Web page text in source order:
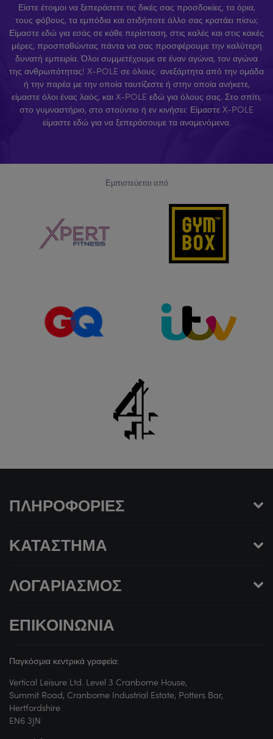
Είστε έτοιμοι να ξεπεράσετε τις δικές σας προσδοκίες, τα όρια,
τους φόβους, τα εμπόδια και οτιδήποτε άλλο σας κρατάει πίσω;
Είμαστε εδώ για εσάς σε κάθε περίσταση, στις καλές και στις κακές
μέρες, προσπαθώντας πάντα να σας προσφέρουμε την καλύτερη
δυνατή εμπειρία. Όλοι συμμετέχουμε σε έναν αγώνα, τον αγώνα
της ανθρωπότητας! X-POLE σε όλους· ανεξάρτητα από την ομάδα
ή την παρέα με την οποία ταυτίζεστε ή στην οποία ανήκετε,
είμαστε όλοι ένας λαός, και X-POLE εδώ για όλους σας. Στο σπίτι,
στο γυμναστήριο, στο στούντιο ή εν κινήσει: Είμαστε X-POLE
είμαστε εδώ για να ξεπεράσουμε τα αναμενόμενα.
Εμπιστεύεται από
ΠΛΗΡΟΦΟΡΊΕΣ
ΚΑΤΆΣΤΗΜΑ
ΛΟΓΑΡΙΑΣΜΌΣ
ΕΠΙΚΟΙΝΩΝΊΑ
Παγκόσμια κεντρικά γραφεία:
Vertical Leisure Ltd. Level 3 Cranborne House,
Summit Road, Cranborne Industrial Estate, Potters Bar,
Hertfordshire
EN6 3JN